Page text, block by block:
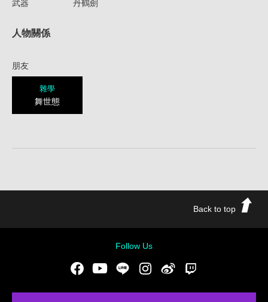
武器 丹鶴劍
人物關係
朋友
雜學
舞世態
Back to top
Follow Us
FacebookYoutubeLINE Instgram新浪微博